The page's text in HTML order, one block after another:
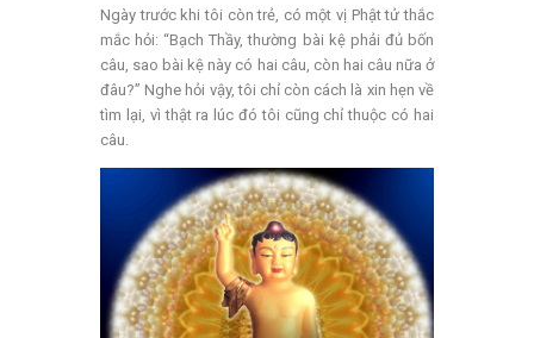
Ngày trước khi tôi còn trẻ, có một vị Phật tử thắc
mắc hỏi: “Bạch Thầy, thường bài kệ phải đủ bốn
câu, sao bài kệ này có hai câu, còn hai câu nữa ở
đâu?” Nghe hỏi vậy, tôi chỉ còn cách là xin hẹn về
tìm lại, vì thật ra lúc đó tôi cũng chỉ thuộc có hai
câu.